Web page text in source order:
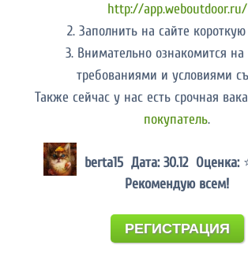
http://app.weboutdoor.ru/
2. Заполнить на сайте
3. Внимательно ознакомится на
требованиями и условиями
Также сейчас у нас есть срочная
покупатель.
berta15 Дата: 30.12 Оценка:
Рекомендую всем!
РЕГИСТРАЦИЯ